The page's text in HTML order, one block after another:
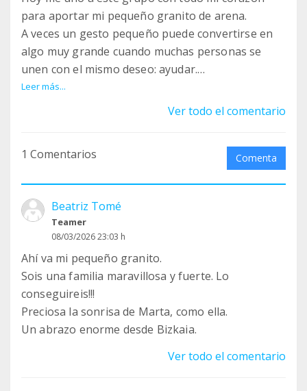
para aportar mi pequeño granito de arena.
A veces un gesto pequeño puede convertirse en
algo muy grande cuando muchas personas se
unen con el mismo deseo: ayudar.
Marta, no pierdas la esperanza. Detrás de cada
persona que se une hay un corazón que desea
Mucho ánimo, mucha fuerza y todo mi cariño.
Leer más...
Ver todo el comentario
1 Comentarios Comenta
Beatriz Tomé
Teamer
08/03/2026 23:03 h
Ahí va mi pequeño granito.
Sois una familia maravillosa y fuerte. Lo
conseguireis!!!
Preciosa la sonrisa de Marta, como ella.
Un abrazo enorme desde Bizkaia.
Ver todo el comentario